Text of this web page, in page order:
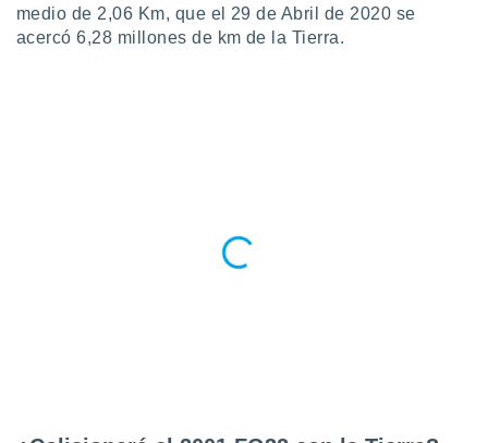
su
medio de 2,06 Km, que el 29 de Abril de 2020 se
acercó 6,28 millones de km de la Tierra.